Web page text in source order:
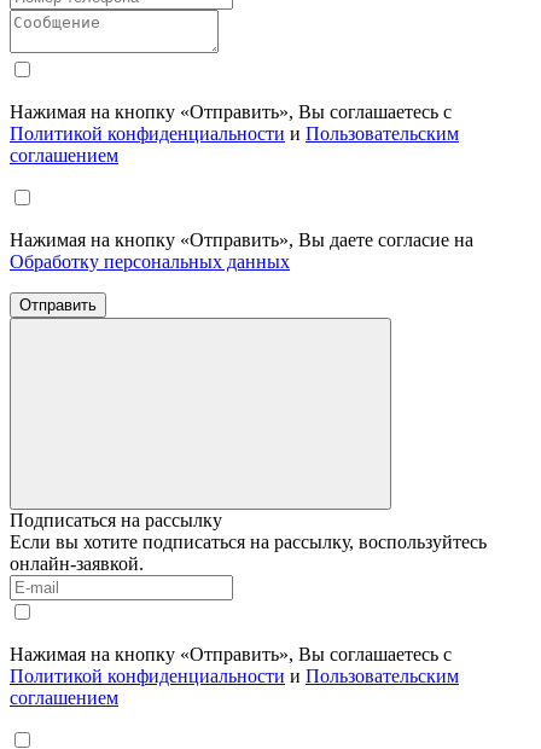
Нажимая на кнопку «Отправить», Вы соглашаетесь с
Политикой конфиденциальности и Пользовательским
соглашением
Нажимая на кнопку «Отправить», Вы даете согласие на
Обработку персональных данных
Отправить
Подписаться на рассылку
Если вы хотите подписаться на рассылку, воспользуйтесь
онлайн-заявкой.
Нажимая на кнопку «Отправить», Вы соглашаетесь с
Политикой конфиденциальности и Пользовательским
соглашением